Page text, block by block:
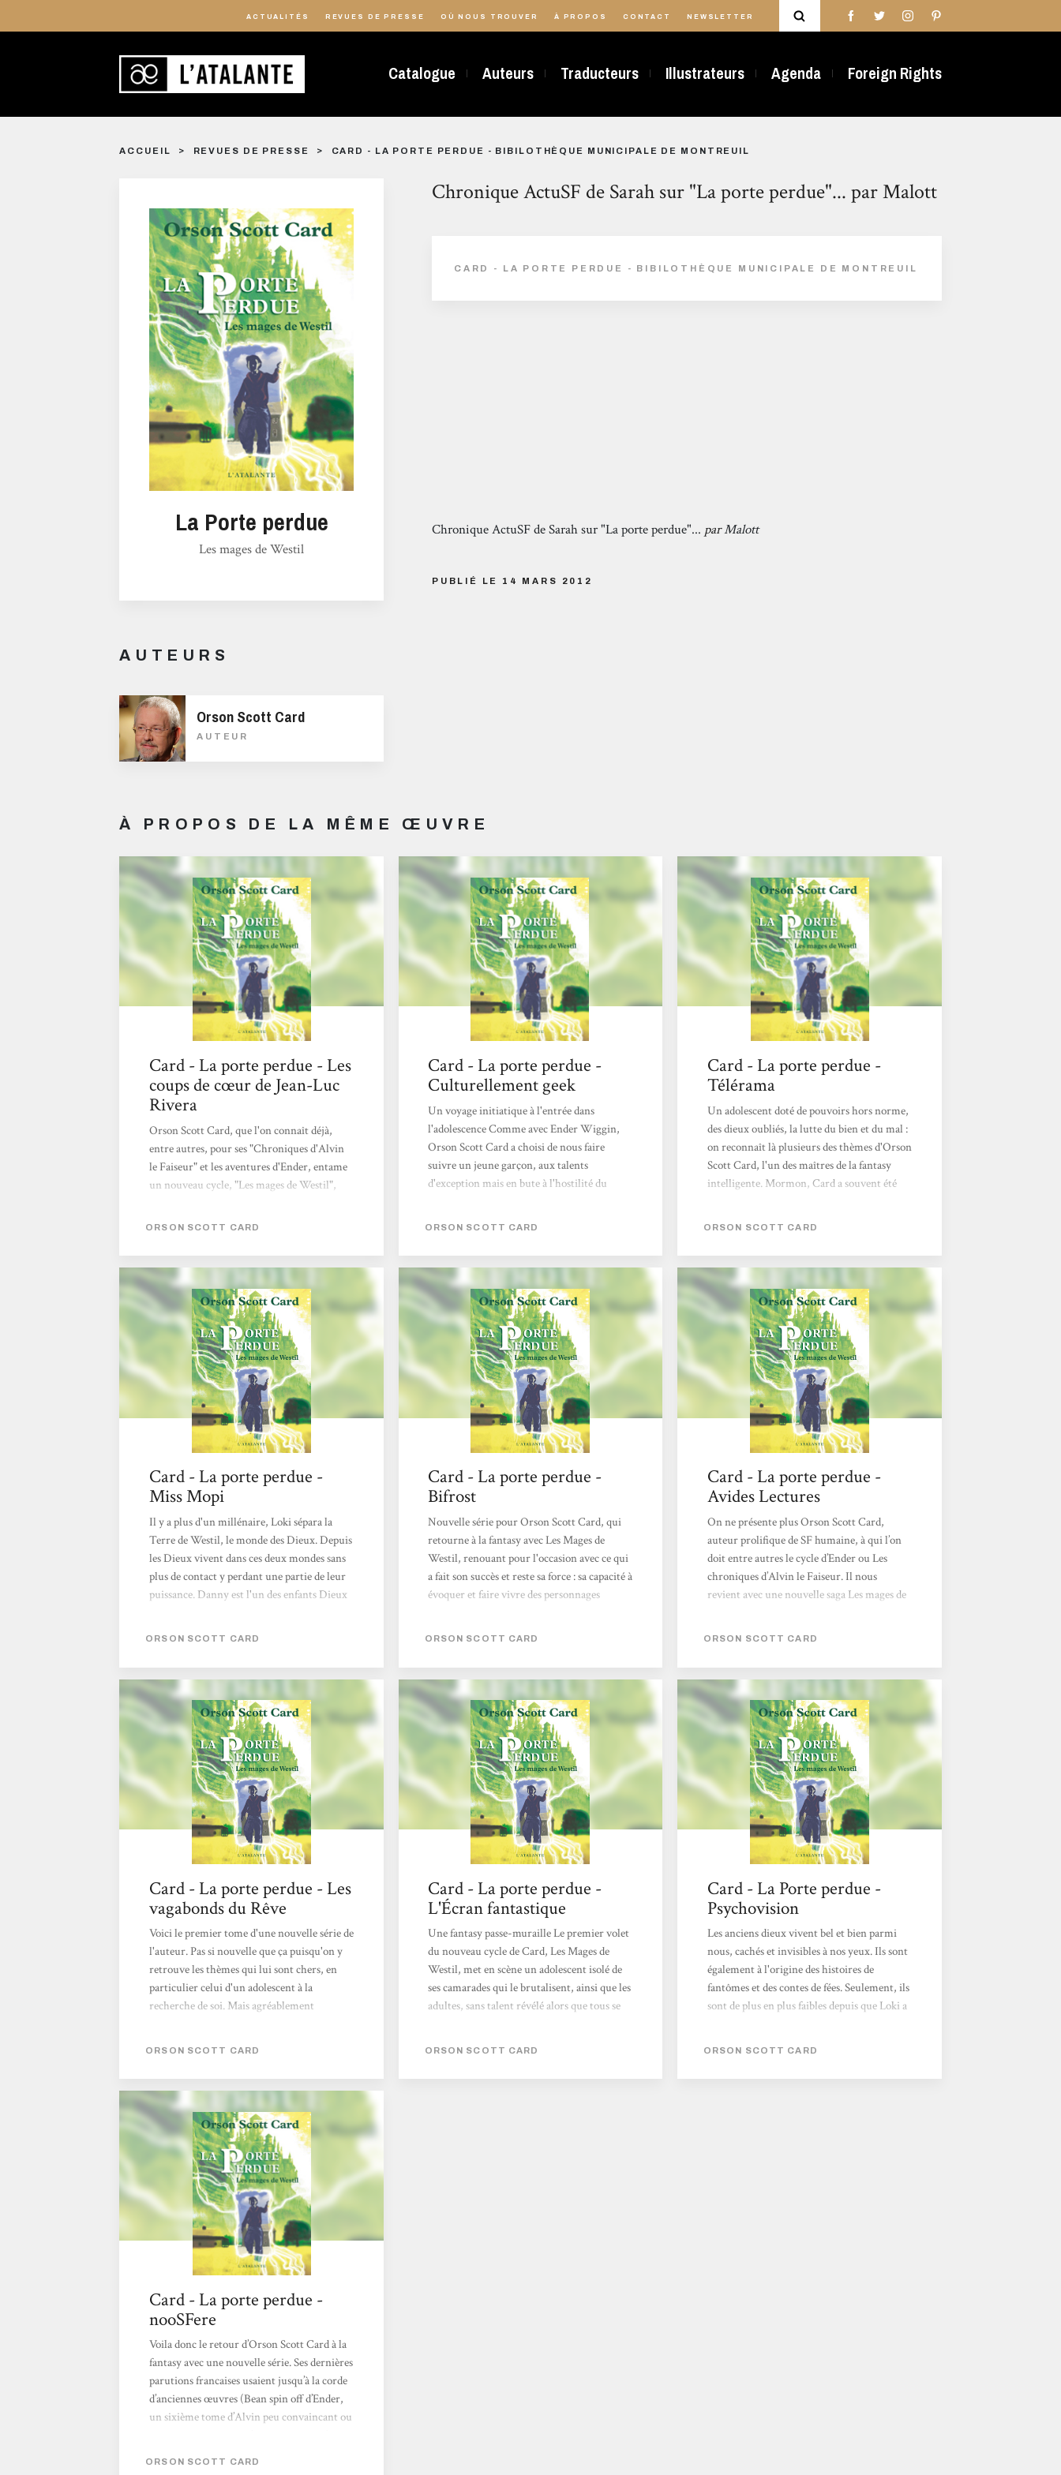
ACTUALITÉS REVUES DE PRESSE OÙ NOUS TROUVER À PROPOS CONTACT NEWSLETTER
Catalogue Auteurs Traducteurs Illustrateurs Agenda Foreign Rights
ACCUEIL REVUES DE PRESSE CARD - LA PORTE PERDUE - BIBILOTHÈQUE MUNICIPALE DE MONTREUIL
La Porte perdue
Les mages de Westil
AUTEURS
Orson Scott Card
AUTEUR
Chronique ActuSF de Sarah sur "La porte perdue"... par Malott
CARD - LA PORTE PERDUE - BIBILOTHÈQUE MUNICIPALE DE MONTREUIL
Chronique ActuSF de Sarah sur "La porte perdue"... parMalott
PUBLIÉ LE 14 MARS 2012
À PROPOS DE LA MÊME ŒUVRE
Card - La porte perdue - Les
coups de cœur de Jean-Luc
Rivera
Orson Scott Card, que l'on connaît déjà,
entre autres, pour ses "Chroniques d'Alvin
le Faiseur" et les aventures d'Ender, entame
un nouveau cycle, "Les mages de Westil",
premier volume. Nous sommes à nouveau
dysfonctionnelle, celle des North, des "white
trash" typiques d'un patelin du fin fonds de la
Virginie profonde, sauf que les North sont
les descendants des anciens dieux nordiques,
en pleine dégénérescence et réfugiés en
Amérique pour sauver leur peau. En effet,
tous les dieux sont déchus et...
ORSON SCOTT CARD
Card - La porte perdue -
Culturellement geek
Un voyage initiatique à l'entrée dans
l'adolescence Comme avec Ender Wiggin,
Orson Scott Card a choisi de nous faire
suivre un jeune garçon, aux talents
d'exception mais en bute à l'hostilité du
bien évidemment la découverte du soi, et le
passage vers l'âge adulte. Comme d'habitude
chez Orson Scott Card, cette réflexion
s'accompagne d'une prise de distance avec
cette naïveté du héros (ici, à travers
l'intervention d'un second héros...
ORSON SCOTT CARD
Card - La porte perdue -
Télérama
Un adolescent doté de pouvoirs hors norme,
des dieux oubliés, la lutte du bien et du mal :
on reconnaît là plusieurs des thèmes d'Orson
Scott Card, l'un des maîtres de la fantasy
intel­ligente. Mormon, Card a souvent été
North, héritier de dieux bloqués sur un
autre monde, fuir la famille qui veut le tuer
et expérimenter ses immenses pouvoirs sur
la route de l'exil. Très vite, La Porte perdue
tourne au roman initiatique. Dans sa fuite,
Danny North découvre...
ORSON SCOTT CARD
Card - La porte perdue -
Miss Mopi
Il y a plus d'un millénaire, Loki sépara la
Terre de Westil, le monde des Dieux. Depuis
les Dieux vivent dans ces deux mondes sans
plus de contact y perdant une partie de leur
puissance. Danny est l'un des enfants Dieux
un paria parmi les siens. Mais cette
incapacité cache un pouvoir bien plus
précieux : celui de créer des portes.
Seulement voilà les créateurs de portes sont
considérés comme des êtres fourbes et
désagréables et tués dès le moindre soupçon...
ORSON SCOTT CARD
Card - La porte perdue -
Bifrost
Nouvelle série pour Orson Scott Card, qui
retourne à la fantasy avec Les Mages de
Westil, renouant pour l'occasion avec ce qui
a fait son succès et reste sa force : sa capacité à
évoquer et faire vivre des personnages
reste des hommes. Une communauté de
mages qui ont encore des pouvoirs, mais rien
au regard de ceux qu'ils possédaient
auparavant. Les dieux des panthéons
humains, c'était eux : les Thor, Odin et
autres Jupiter. Mais depuis que ce farceur de
Loki a refermé,...
ORSON SCOTT CARD
Card - La porte perdue -
Avides Lectures
On ne présente plus Orson Scott Card,
auteur prolifique de SF humaine, à qui l’on
doit entre autres le cycle d’Ender ou Les
chroniques d’Alvin le Faiseur. Il nous
revient avec une nouvelle saga Les mages de
de la Virginie Occidentale, avec la
connotation « plouc » que cela sous-entend.
Car la grande famille des North, où les
mariages consanguins sont légion, y vivent
comme des campagnards va-nu-pieds qui
subsistent du produit de leurs fermes. Bref,
rien de plus banal…...
ORSON SCOTT CARD
Card - La porte perdue - Les
vagabonds du Rêve
Voici le premier tome d'une nouvelle série de
l'auteur. Pas si nouvelle que ça puisqu'on y
retrouve les thèmes qui lui sont chers, en
particulier celui d'un adolescent à la
recherche de soi. Mais agréablement
mythologies, n'en sont pas. Simplement des
mages venus du monde de Westil et dotés de
pouvoirs très supérieurs pour les simples
humains. Pourtant, si supérieurs soient-ils,
ils furent voici longtemps bloqués dans notre
monde par la malice de Loki. C'est lui,...
ORSON SCOTT CARD
Card - La porte perdue -
L'Écran fantastique
Une fantasy passe-muraille Le premier volet
du nouveau cycle de Card, Les Mages de
Westil, met en scène un adolescent isolé de
ses camarades qui le brutalisent, ainsi que les
adultes, sans talent révélé alors que tous se
pouvoir de créateur de portes des jadis
ORSON SCOTT CARD
Card - La Porte perdue -
Psychovision
Les anciens dieux vivent bel et bien parmi
nous, cachés et invisibles à nos yeux. Ils sont
également à l'origine des histoires de
fantômes et des contes de fées. Seulement, ils
sont de plus en plus faibles depuis que Loki a
est soupçonné d'être un Drekka, un dieu
ORSON SCOTT CARD
Card - La porte perdue -
nooSFere
Voila donc le retour d’Orson Scott Card à la
fantasy avec une nouvelle série. Ses dernières
parutions francaises usaient jusqu’à la corde
d’anciennes œuvres (Bean spin off d’Ender,
un sixième tome d’Alvin peu convaincant ou
ORSON SCOTT CARD